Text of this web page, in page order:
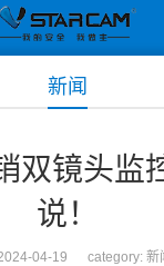
新闻
双镜头监
说！
04-19 category: 新